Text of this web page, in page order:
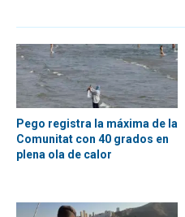
Pego registra la máxima de la
Comunitat con 40 grados en
plena ola de calor